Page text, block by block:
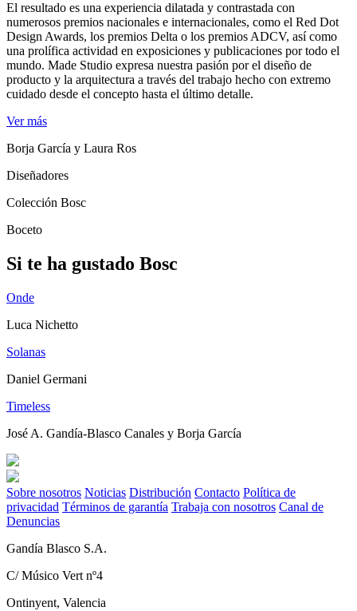
El resultado es una experiencia dilatada y contrastada con
numerosos premios nacionales e internacionales, como el Red Dot
Design Awards, los premios Delta o los premios ADCV, así como
una prolífica actividad en exposiciones y publicaciones por todo el
mundo. Made Studio expresa nuestra pasión por el diseño de
producto y la arquitectura a través del trabajo hecho con extremo
cuidado desde el concepto hasta el último detalle.
Ver más
Borja García y Laura Ros
Diseñadores
Colección Bosc
Boceto
Si te ha gustado Bosc
Onde
Luca Nichetto
Solanas
Daniel Germani
Timeless
José A. Gandía-Blasco Canales y Borja García
Sobre nosotros Noticias Distribución Contacto Política de
privacidad Términos de garantía Trabaja con nosotros Canal de
Denuncias
Gandía Blasco S.A.
C/ Músico Vert nº4
Ontinyent, Valencia